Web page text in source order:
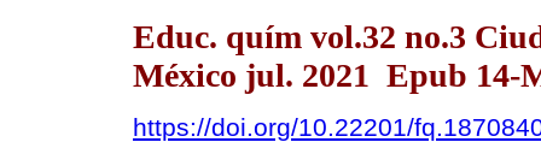
Educ. quím vol.32 no.3
México jul. 2021 Epub 14-
https://doi.org/10.22201/